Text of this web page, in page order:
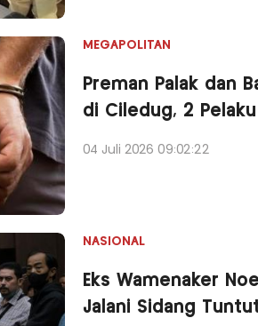
MEGAPOLITAN
Preman Palak dan
di Ciledug, 2
04 Juli 2026 09:02:22
NASIONAL
Eks Wamenaker
Jalani Sidang